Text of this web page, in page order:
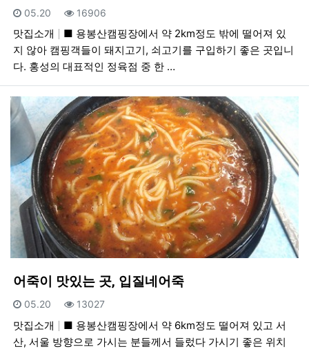
등록일
05.20 조회
16906
맛집소개
■ 용봉산캠핑장에서 약 2km정도 밖에 떨어져 있
지 않아 캠핑객들이 돼지고기, 쇠고기를 구입하기 좋은 곳입니
다. 홍성의 대표적인 정육점 중 한 …
어죽이 맛있는 곳, 입질네어죽
등록일
05.20 조회
13027
맛집소개
■ 용봉산캠핑장에서 약 6km정도 떨어져 있고 서
산, 서울 방향으로 가시는 분들께서 들렀다 가시기 좋은 위치